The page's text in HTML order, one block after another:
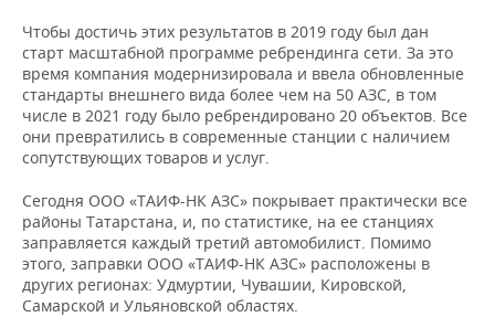
Чтобы достичь этих результатов в 2019 году был дан
старт масштабной программе ребрендинга сети. За это
время компания модернизировала и ввела обновленные
стандарты внешнего вида более чем на 50 АЗС, в том
числе в 2021 году было ребрендировано 20 объектов. Все
они превратились в современные станции с наличием
сопутствующих товаров и услуг.
Сегодня ООО «ТАИФ-НК АЗС» покрывает практически все
районы Татарстана, и, по статистике, на ее станциях
заправляется каждый третий автомобилист. Помимо
этого, заправки ООО «ТАИФ-НК АЗС» расположены в
других регионах: Удмуртии, Чувашии, Кировской,
Самарской и Ульяновской областях.